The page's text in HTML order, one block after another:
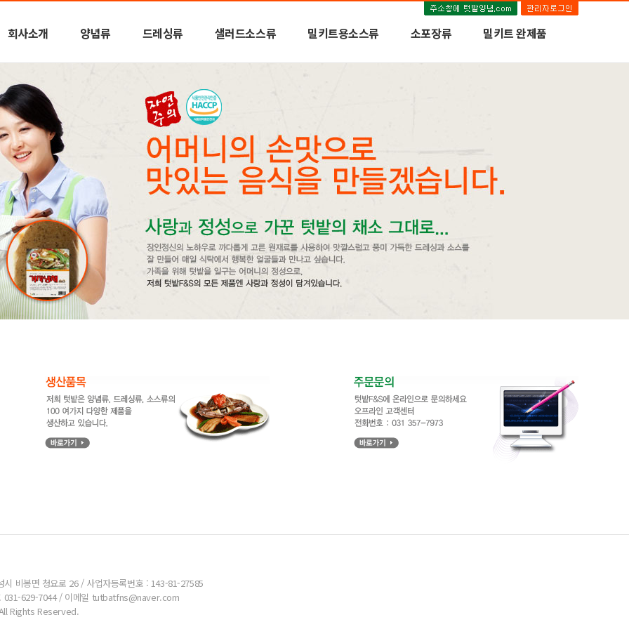
회사소개 양념류 드레싱류 샐러드소스류 밀키트용소스류 소포장류 밀키트 완제품
비봉면 청요로 26 / 사업자등록번호 : 143-81-27585
031-629-7044 / 이메일 tutbatfns@naver.com
All Rights Reserved.